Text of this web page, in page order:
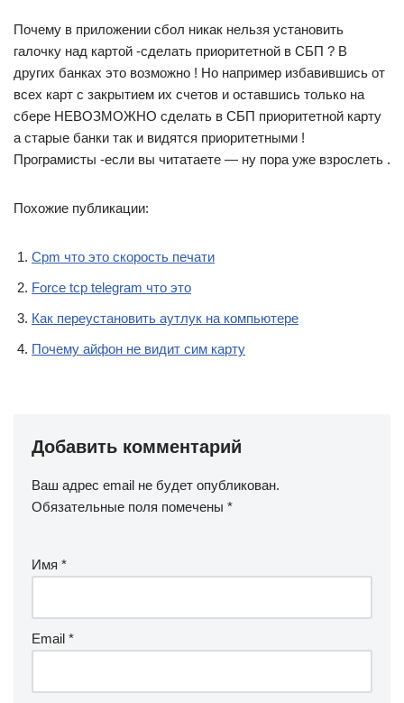
Почему в приложении сбол никак нельзя установить
галочку над картой -сделать приоритетной в СБП ? В
других банках это возможно ! Но например избавившись от
всех карт с закрытием их счетов и оставшись только на
сбере НЕВОЗМОЖНО сделать в СБП приоритетной карту
а старые банки так и видятся приоритетными !
Програмисты -если вы читатаете — ну пора уже взрослеть .
Похожие публикации:
Cpm что это скорость печати
Force tcp telegram что это
Как переустановить аутлук на компьютере
Почему айфон не видит сим карту
Добавить комментарий
Ваш адрес email не будет опубликован.
Обязательные поля помечены *
Имя *
Email *